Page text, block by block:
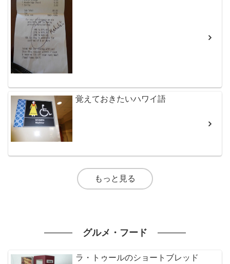
覚えておきたいハワイ語
もっと見る
グルメ・フード
ラ・トゥールのショートブレッド